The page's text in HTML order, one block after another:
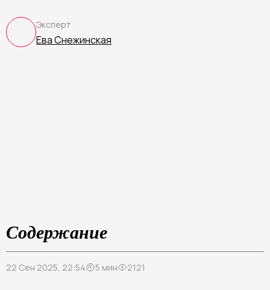
Эксперт
Ева Снежинская
Содержание
22 Сен 2025, 22:54 5 мин 2121